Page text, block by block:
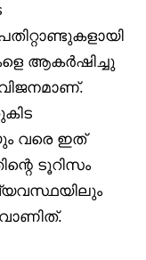
ആകർഷിച്ചു
വരെ ഇത്
ടൂറിസം